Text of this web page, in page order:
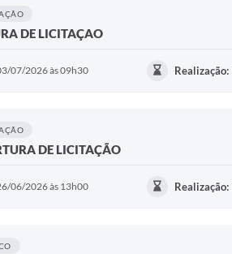
DE LICITAÇAO
07/2026 às 09h30 Realização:
DE LICITAÇÃO
06/2026 às 13h00 Realização: